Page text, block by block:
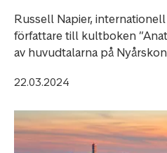
Russell Napier,
författare till kultboken
av huvudtalarna på
22.03.2024